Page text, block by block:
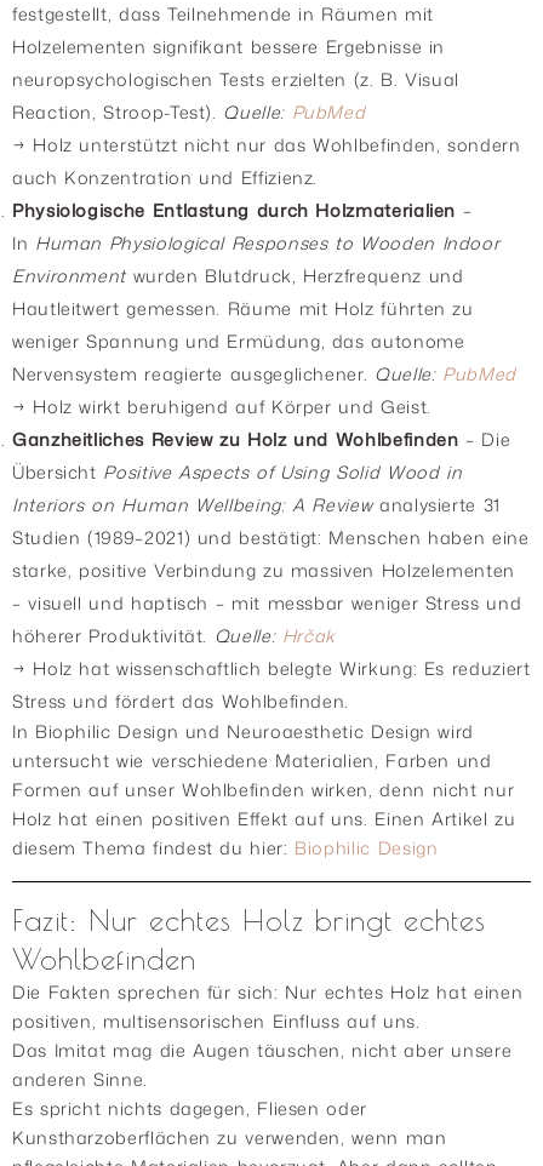
festgestellt, dass Teilnehmende in Räumen mit
Holzelementen signifikant bessere Ergebnisse in
neuropsychologischen Tests erzielten (z. B. Visual
Reaction, Stroop-Test). Quelle: PubMed
→ Holz unterstützt nicht nur das Wohlbefinden, sondern
auch Konzentration und Effizienz.
Physiologische Entlastung durch Holzmaterialien –
In Human Physiological Responses to Wooden Indoor
Environmentwurden Blutdruck, Herzfrequenz und
Hautleitwert gemessen. Räume mit Holz führten zu
weniger Spannung und Ermüdung, das autonome
Nervensystem reagierte ausgeglichener. Quelle: PubMed
→ Holz wirkt beruhigend auf Körper und Geist.
Ganzheitliches Review zu Holz und Wohlbefinden– Die
Übersicht Positive Aspects of Using Solid Wood in
Interiors on Human Wellbeing: A Reviewanalysierte 31
Studien (1989–2021) und bestätigt: Menschen haben eine
starke, positive Verbindung zu massiven Holzelementen
– visuell und haptisch – mit messbar weniger Stress und
höherer Produktivität. Quelle: Hrčak
→ Holz hat wissenschaftlich belegte Wirkung: Es reduziert
Stress und fördert das Wohlbefinden.
In Biophilic Design und Neuroaesthetic Design wird
untersucht wie verschiedene Materialien, Farben und
Formen auf unser Wohlbefinden wirken, denn nicht nur
Holz hat einen positiven Effekt auf uns. Einen Artikel zu
diesem Thema findest du hier: Biophilic Design
Fazit: Nur echtes Holz bringt echtes
Wohlbefinden
Die Fakten sprechen für sich: Nur echtes Holz hat einen
positiven, multisensorischen Einfluss auf uns.
Das Imitat mag die Augen täuschen, nicht aber unsere
anderen Sinne.
Es spricht nichts dagegen, Fliesen oder
Kunstharzoberflächen zu verwenden, wenn man